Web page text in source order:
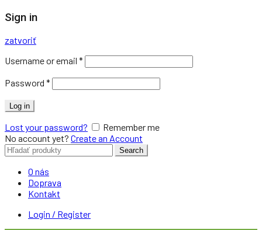
Sign in
zatvoriť
Username or email *
Password *
Log in
Lost your password?
Remember me
No account yet? Create an Account
Search
for:
Search
O nás
Doprava
Kontakt
Login / Register